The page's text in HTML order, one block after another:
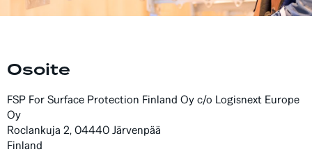
Osoite
FSP For Surface Protection Finland Oy c/o Logisnext Europe
Oy
Roclankuja 2, 04440 Järvenpää
Finland